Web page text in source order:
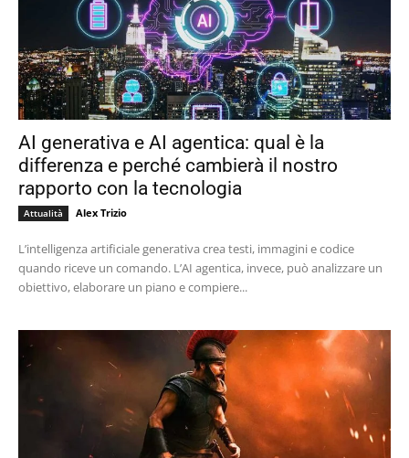
AI generativa e AI agentica: qual è la
differenza e perché cambierà il nostro
rapporto con la tecnologia
Attualità Alex Trizio
L’intelligenza artificiale generativa crea testi, immagini e codice
quando riceve un comando. L’AI agentica, invece, può analizzare un
obiettivo, elaborare un piano e compiere...